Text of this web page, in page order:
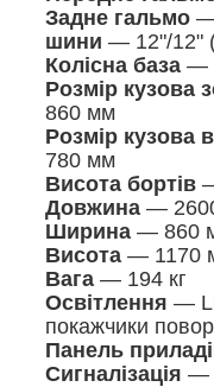
Задне гальмо —
шини — 12"/12"
Колісна база —
Розмір кузова
860 мм
Розмір кузова
780 мм
Висота бортів
Довжина —
Ширина — 860
Висота — 1170
Вага — 194 кг
Освітлення —
покажчики
Панель
Сигналізація —